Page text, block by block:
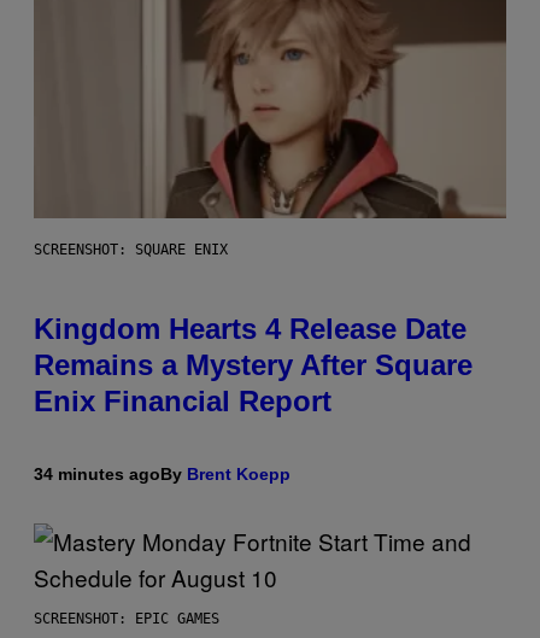
SCREENSHOT: SQUARE ENIX
Kingdom Hearts 4 Release Date
Remains a Mystery After Square
Enix Financial Report
34 minutes agoBy Brent Koepp
SCREENSHOT: EPIC GAMES